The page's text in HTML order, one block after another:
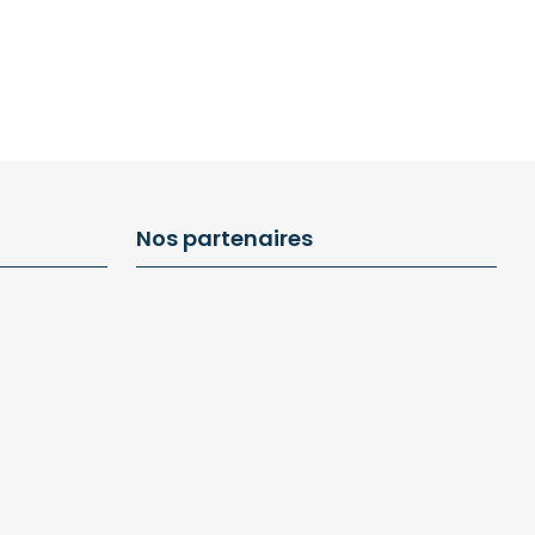
Nos partenaires